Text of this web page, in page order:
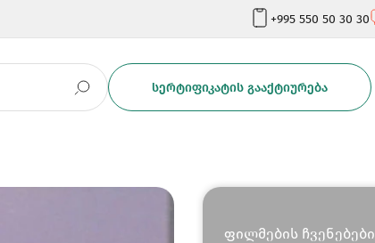
+995 550 50 30 30
ᲡᲔᲠᲢᲘᲤᲘᲙᲐᲢᲘᲡ ᲒᲐᲐᲥᲢᲘᲣᲠᲔᲑᲐ
ფილმების ჩვენებები